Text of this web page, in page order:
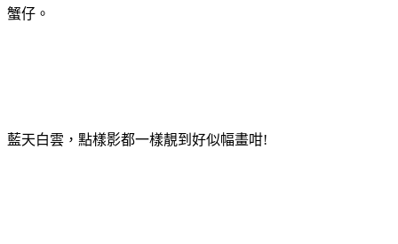
蟹仔。
藍天白雲，點樣影都一樣靚到好似幅畫咁!